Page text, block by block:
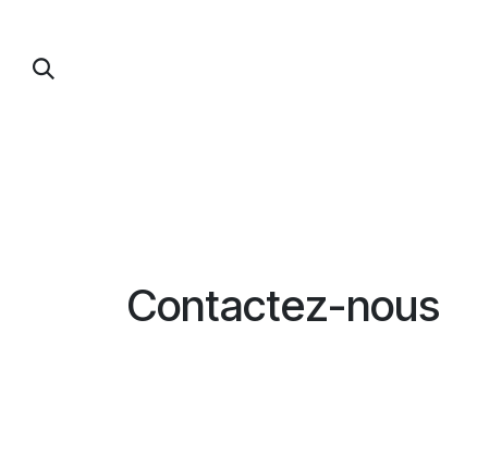
Contactez-nous